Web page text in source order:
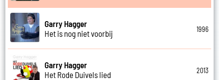
Garry Hagger
Het is nog niet voorbij
1996
Garry Hagger
Het Rode Duivels lied
2013